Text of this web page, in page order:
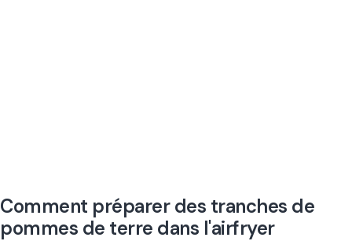
Comment préparer des tranches de
pommes de terre dans l'airfryer